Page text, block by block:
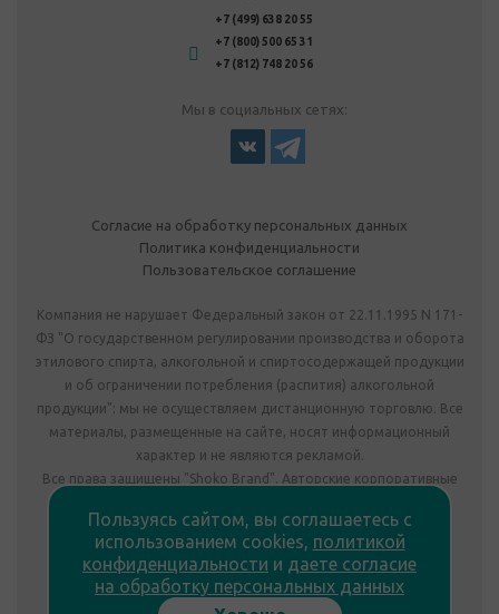
+7 (499) 638 20 55
+7 (800) 500 65 31
+7 (812) 748 20 56
Мы в социальных сетях:
Согласие на обработку персональных данных
Политика конфиденциальности
Пользовательское соглашение
Компания не нарушает Федеральный закон от 22.11.1995 N 171-
ФЗ "О государственном регулировании производства и оборота
этилового спирта, алкогольной и спиртосодержащей продукции
и об ограничении потребления (распития) алкогольной
продукции": мы не осуществляем дистанционную торговлю. Все
материалы, размещенные на сайте, носят информационный
характер и не являются рекламой.
Все права защищены "Shoko Brand". Авторские корпоративные
Комплектация подарка может отличаться от изображения.
Информация на сайте не является публичной офертой.
Сведения о продавце:
ООО «Фабрика подарков», лицензия №78РПА0009672 от
Пользуясь сайтом, вы соглашаетесь с
использованием cookies, политикой
конфиденциальности и даете согласие
на обработку персональных данных